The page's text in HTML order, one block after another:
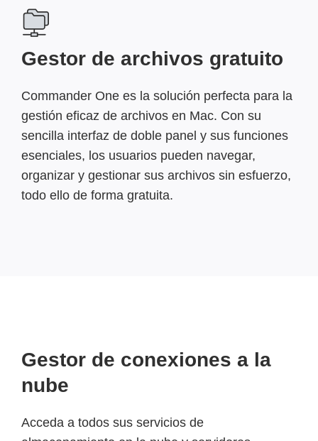
Gestor de archivos gratuito
Commander One es la solución perfecta para la
gestión eficaz de archivos en Mac. Con su
sencilla interfaz de doble panel y sus funciones
esenciales, los usuarios pueden navegar,
organizar y gestionar sus archivos sin esfuerzo,
todo ello de forma gratuita.
Gestor de conexiones a la
nube
Acceda a todos sus servicios de